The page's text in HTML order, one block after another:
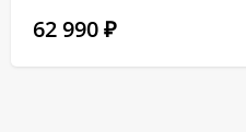
62 990 ₽